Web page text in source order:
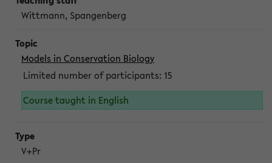
Wittmann, Spangenberg
Models in Conservation Biology
Limited number of participants: 15
Course taught in English
V+Pr